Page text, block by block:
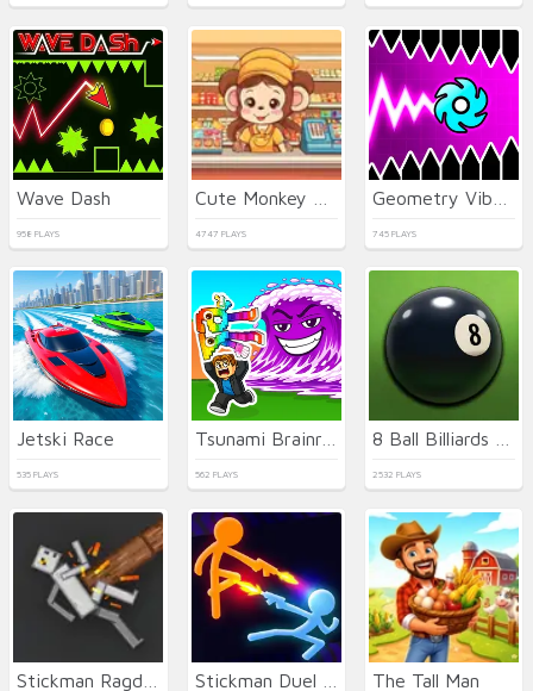
Wave Dash
958 PLAYS 4747 PLAYS 745 PLAYS
Jetski Race
535 PLAYS
Tsunami Brainrots Online
562 PLAYS 2532 PLAYS
The Tall Man